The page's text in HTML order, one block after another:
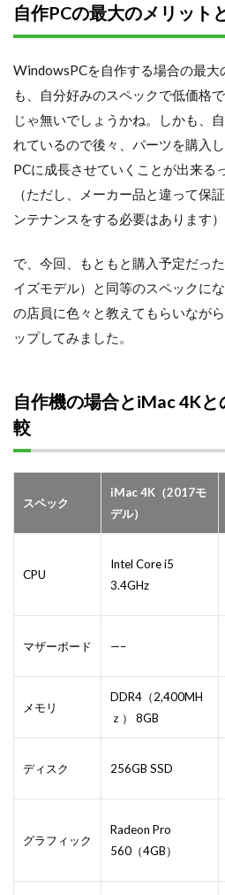
自作PCの最大のメリット
WindowsPCを自作する場合の最大
も、自分好みのスペックで低価格
じゃ無いでしょうかね。しかも、
れているので後々、パーツを購入
PCに成長させていくことが出来る
（ただし、メーカー品と違って保
ンテナンスをする必要はあります）
で、今回、もともと購入予定だっ
イズモデル）と同等のスペックに
の店員に色々と教えてもらいなが
ップしてみました。
自作機の場合とiMac 4K
較
スペック
iMac 4K（2017モ
デル）
CPU
Intel Core i5
3.4GHz
マザーボード —–
メモリ
DDR4（2,400MH
ｚ） 8GB
ディスク 256GB SSD
グラフィック
Radeon Pro
560（4GB）